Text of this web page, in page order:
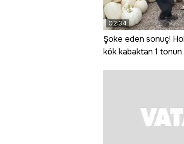
02:34
Şoke eden sonuç!
kök kabaktan 1